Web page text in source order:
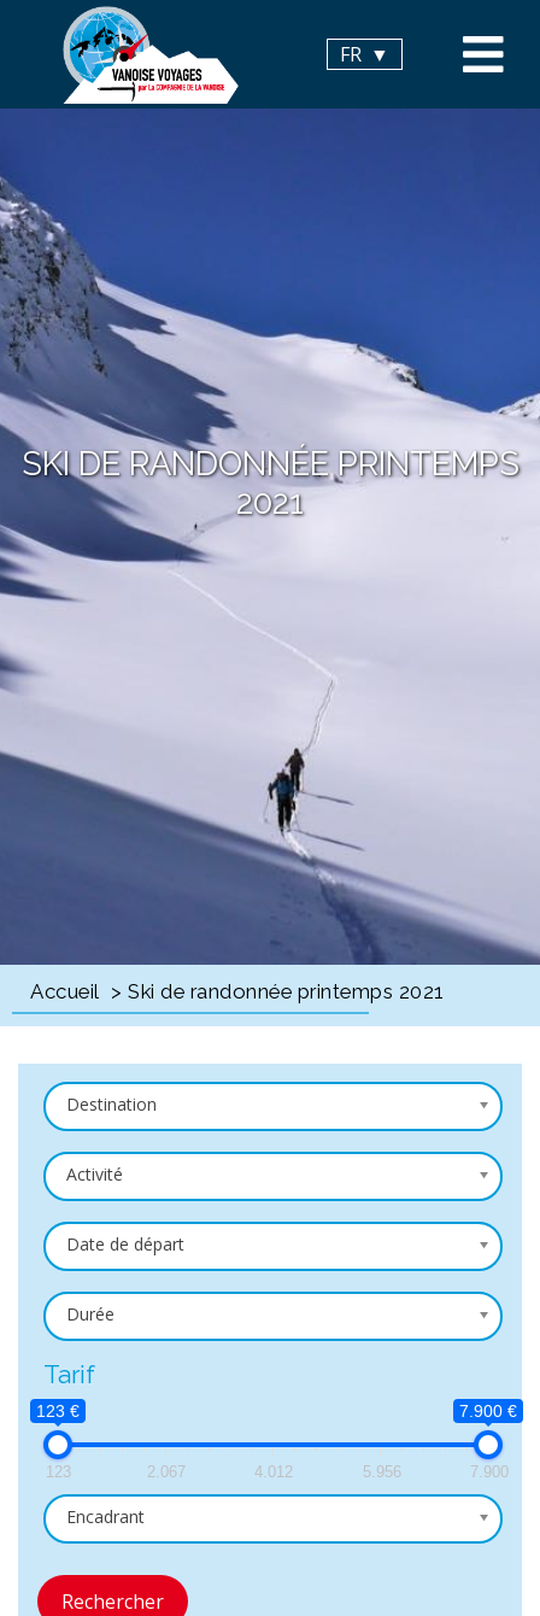
FR
SKI DE RANDONNÉE PRINTEMPS
2021
Accueil > Ski de randonnée printemps 2021
Destination
Activité
Date de départ
Durée
Tarif
123 € 7.900 €
123 2.067 4.012 5.956 7.900
Encadrant
Rechercher
Panneau de gestion des cookies